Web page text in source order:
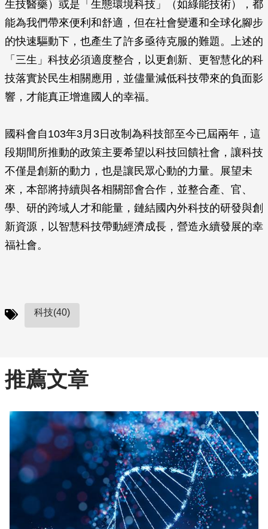
生技醫藥）或是「生態環境科技」（如綠能技術），都
能為我們帶來便利和舒適，但在社會變遷和全球化腳步
的快速驅動下，也產生了許多亟待克服的難題。上述的
「三生」科技必須適度整合，以更創新、更智慧化的科
技落實於民生相關應用，並儘量減低科技帶來的負面影
響，才能真正增進國人的幸福。
國科會自103年3月3日改制為科技部至今已屆兩年，這
段期間所推動的政策主要希望以科技回饋社會，讓科技
不僅是創新的動力，也是讓民眾心動的力量。展望未
來，本部將持續與各相關部會合作，並整合產、官、
學、研的跨域人才和能量，鏈結國內外科技的研發與創
新資源，以智慧科技帶動經濟成長，營造永續發展的幸
福社會。
科技(40)
推薦文章